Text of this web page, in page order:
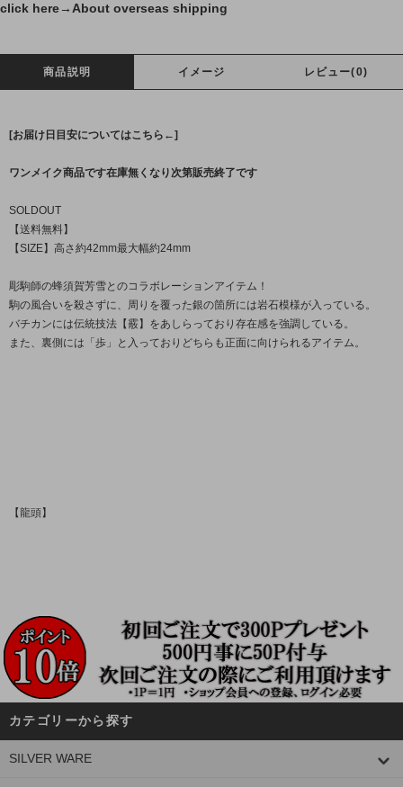
click here→About overseas shipping
商品説明 イメージ レビュー(0)
[お届け日目安についてはこちら←]
ワンメイク商品です在庫無くなり次第販売終了です
SOLDOUT
【送料無料】
【SIZE】高さ約42mm最大幅約24mm
彫駒師の蜂須賀芳雪とのコラボレーションアイテム！
駒の風合いを殺さずに、周りを覆った銀の箇所には岩石模様が入っている。
バチカンには伝統技法【霰】をあしらっており存在感を強調している。
また、裏側には「歩」と入っておりどちらも正面に向けられるアイテム。
【龍頭】
カテゴリーから探す
SILVER WARE